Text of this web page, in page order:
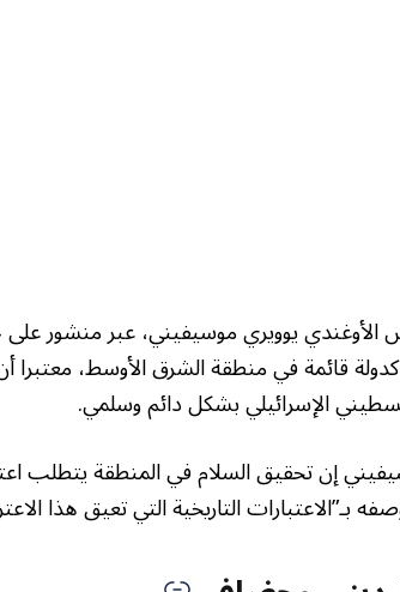
الأوغندي يوويري موسيفيني، عبر منشور
قائمة في منطقة الشرق الأوسط،
الإسرائيلي بشكل دائم وسلمي.
إن تحقيق السلام في المنطقة يتطلب
بـ”الاعتبارات التاريخية التي تعيق هذا